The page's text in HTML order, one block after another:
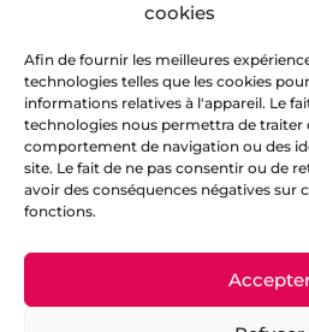
cookies
Afin de fournir les meilleures
technologies telles que les cookies
informations relatives à l'appareil. Le
technologies nous permettra de traiter
comportement de navigation ou des
site. Le fait de ne pas consentir ou de
avoir des conséquences négatives sur
fonctions.
Questions fréquentes
Contact
Agencehv
Rejoignez la communauté